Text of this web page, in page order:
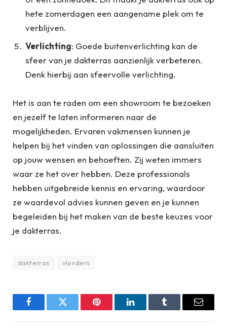
hete zomerdagen een aangename plek om te
verblijven.
Verlichting: Goede buitenverlichting kan de
sfeer van je dakterras aanzienlijk verbeteren.
Denk hierbij aan sfeervolle verlichting.
Het is aan te raden om een showroom te bezoeken
en jezelf te laten informeren naar de
mogelijkheden. Ervaren vakmensen kunnen je
helpen bij het vinden van oplossingen die aansluiten
op jouw wensen en behoeften. Zij weten immers
waar ze het over hebben. Deze professionals
hebben uitgebreide kennis en ervaring, waardoor
ze waardevol advies kunnen geven en je kunnen
begeleiden bij het maken van de beste keuzes voor
je dakterras.
dakterras vlonders
FacebookTwitter Pinterest LinkedInTumblr Email